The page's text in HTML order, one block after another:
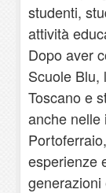
studenti,
attività
Dopo aver
Scuole Blu,
Toscano e
anche nelle
esperienze